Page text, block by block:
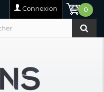
0
Connexion